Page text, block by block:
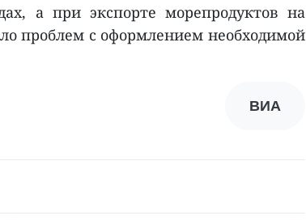
а при экспорте морепродуктов на
проблем с оформлением необходимой
ВИА